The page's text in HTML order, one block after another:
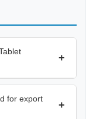
+
for export
+